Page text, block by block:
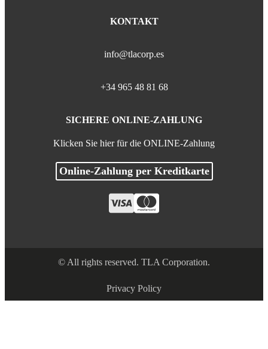
KONTAKT
info@tlacorp.es
+34 965 48 81 68
SICHERE ONLINE-ZAHLUNG
Klicken Sie hier für die ONLINE-Zahlung
Online-Zahlung per Kreditkarte
© All rights reserved. TLA Corporation.
Privacy Policy